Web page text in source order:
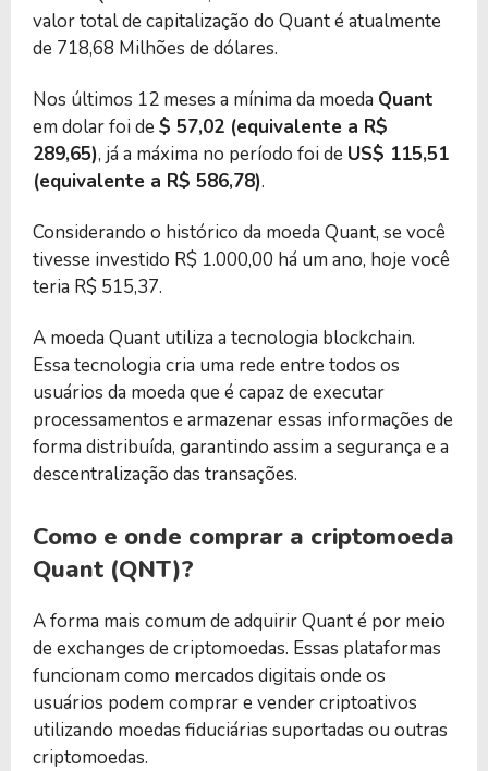
valor total de capitalização do Quant é atualmente
de 718,68 Milhões de dólares.
Nos últimos 12 meses a mínima da moeda Quant
em dolar foi de $ 57,02 (equivalente a R$
289,65), já a máxima no período foi de US$ 115,51
(equivalente a R$ 586,78).
Considerando o histórico da moeda Quant, se você
tivesse investido R$ 1.000,00 há um ano, hoje você
teria R$ 515,37.
A moeda Quant utiliza a tecnologia blockchain.
Essa tecnologia cria uma rede entre todos os
usuários da moeda que é capaz de executar
processamentos e armazenar essas informações de
forma distribuída, garantindo assim a segurança e a
descentralização das transações.
Como e onde comprar a criptomoeda
Quant (QNT)?
A forma mais comum de adquirir Quant é por meio
de exchanges de criptomoedas. Essas plataformas
funcionam como mercados digitais onde os
usuários podem comprar e vender criptoativos
utilizando moedas fiduciárias suportadas ou outras
criptomoedas.